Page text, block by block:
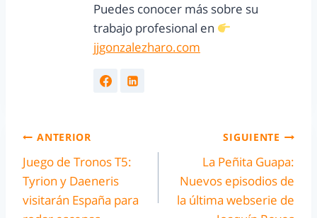
Puedes conocer más sobre su
trabajo profesional en
jjgonzalezharo.com
ANTERIOR
Juego de Tronos T5:
Tyrion y Daeneris
visitarán España para
SIGUIENTE
La Peñita Guapa:
Nuevos episodios de
la última webserie de